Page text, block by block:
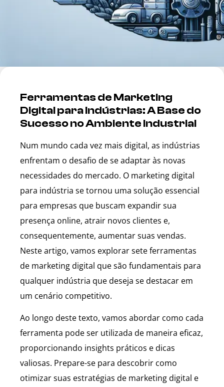
Ferramentas de Marketing
Digital para Indústrias: A Base do
Sucesso no Ambiente Industrial
Num mundo cada vez mais digital, as indústrias
enfrentam o desafio de se adaptar às novas
necessidades do mercado. O marketing digital
para indústria se tornou uma solução essencial
para empresas que buscam expandir sua
presença online, atrair novos clientes e,
consequentemente, aumentar suas vendas.
Neste artigo, vamos explorar sete ferramentas
de marketing digital que são fundamentais para
qualquer indústria que deseja se destacar em
um cenário competitivo.
Ao longo deste texto, vamos abordar como cada
ferramenta pode ser utilizada de maneira eficaz,
proporcionando insights práticos e dicas
valiosas. Prepare-se para descobrir como
otimizar suas estratégias de marketing digital e